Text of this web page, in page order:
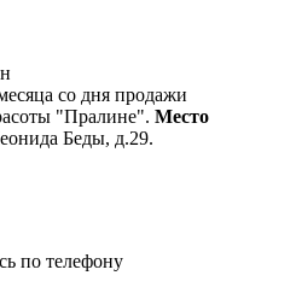
со дня продажи
"Пралине". Место
Беды, д.29.
по телефону